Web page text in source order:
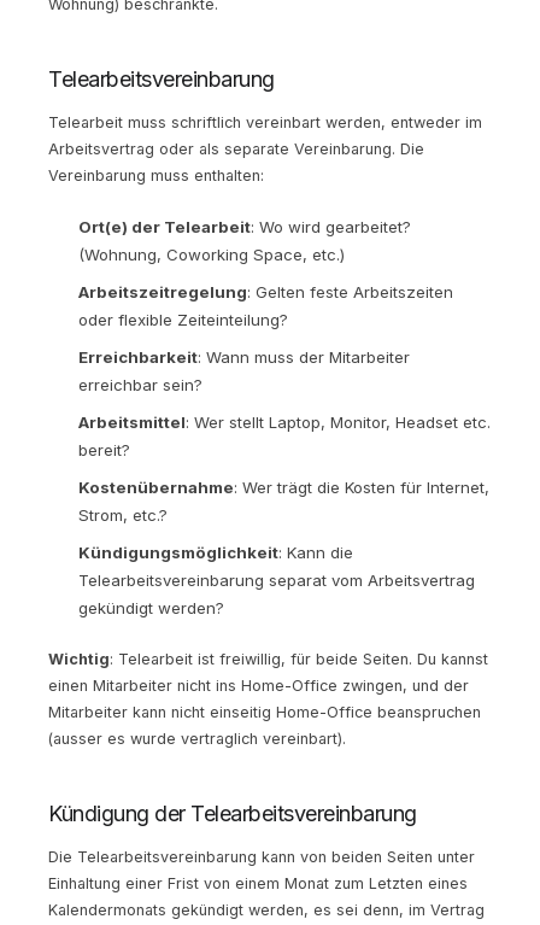
Wohnung) beschränkte.
Telearbeitsvereinbarung
Telearbeit muss schriftlich vereinbart werden, entweder im
Arbeitsvertrag oder als separate Vereinbarung. Die
Vereinbarung muss enthalten:
Ort(e) der Telearbeit: Wo wird gearbeitet?
(Wohnung, Coworking Space, etc.)
Arbeitszeitregelung: Gelten feste Arbeitszeiten
oder flexible Zeiteinteilung?
Erreichbarkeit: Wann muss der Mitarbeiter
erreichbar sein?
Arbeitsmittel: Wer stellt Laptop, Monitor, Headset etc.
bereit?
Kostenübernahme: Wer trägt die Kosten für Internet,
Strom, etc.?
Kündigungsmöglichkeit: Kann die
Telearbeitsvereinbarung separat vom Arbeitsvertrag
gekündigt werden?
Wichtig: Telearbeit ist freiwillig, für beide Seiten. Du kannst
einen Mitarbeiter nicht ins Home-Office zwingen, und der
Mitarbeiter kann nicht einseitig Home-Office beanspruchen
(ausser es wurde vertraglich vereinbart).
Kündigung der Telearbeitsvereinbarung
Die Telearbeitsvereinbarung kann von beiden Seiten unter
Einhaltung einer Frist von einem Monat zum Letzten eines
Kalendermonats gekündigt werden, es sei denn, im Vertrag